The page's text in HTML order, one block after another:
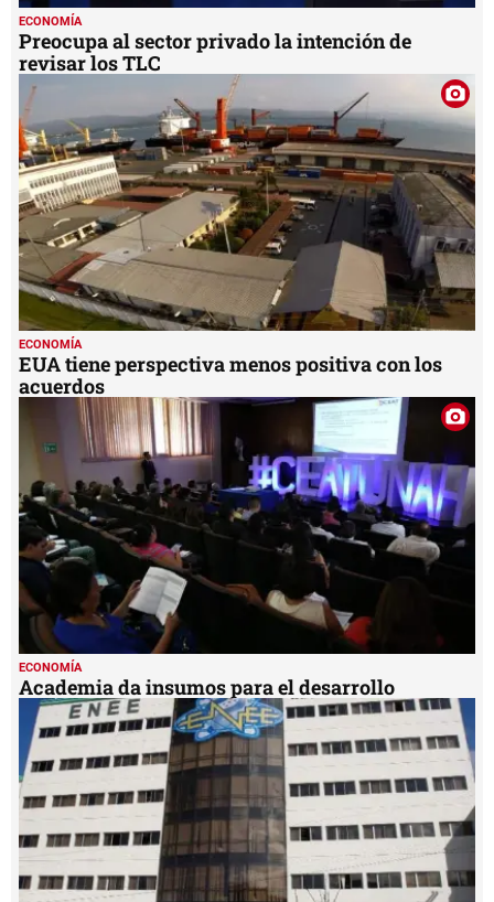
ECONOMÍA
Preocupa al sector privado la intención de
revisar los TLC
ECONOMÍA
EUA tiene perspectiva menos positiva con los
acuerdos
ECONOMÍA
Academia da insumos para el desarrollo